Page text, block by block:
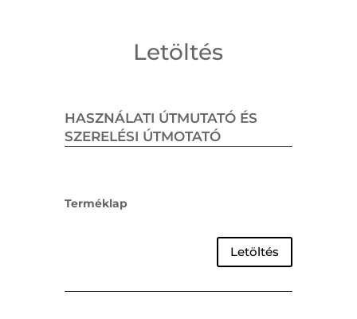
Letöltés
HASZNÁLATI ÚTMUTATÓ ÉS
SZERELÉSI ÚTMOTATÓ
Terméklap
Letöltés